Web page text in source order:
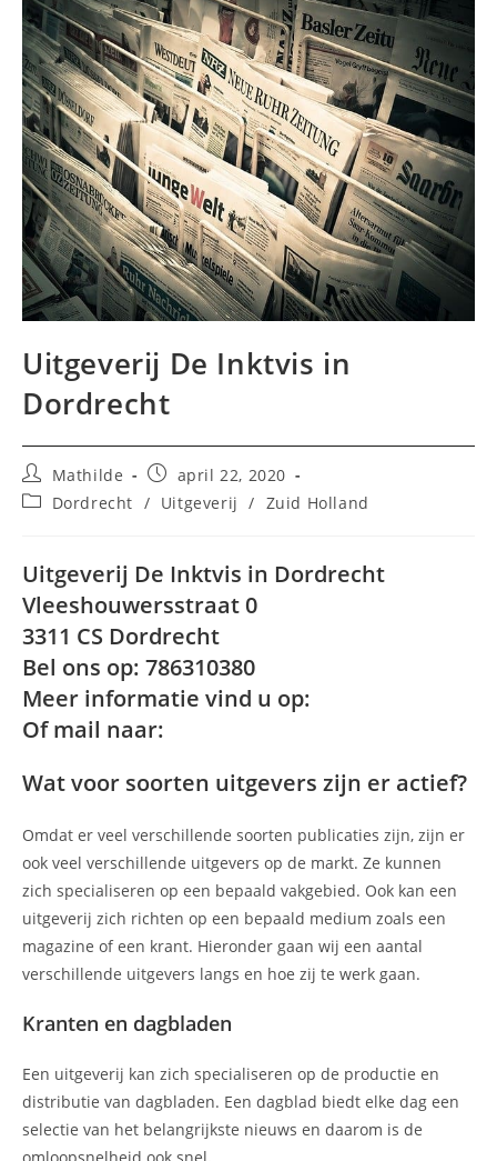
Uitgeverij De Inktvis in
Dordrecht
Bericht
auteur:
Mathilde
Bericht
gepubliceerd
op:
april 22, 2020
Berichtcategorie:
Dordrecht / Uitgeverij / Zuid Holland
Uitgeverij De Inktvis in Dordrecht
Vleeshouwersstraat 0
3311 CS Dordrecht
Bel ons op: 786310380
Meer informatie vind u op:
Of mail naar:
Wat voor soorten uitgevers zijn er actief?
Omdat er veel verschillende soorten publicaties zijn, zijn er
ook veel verschillende uitgevers op de markt. Ze kunnen
zich specialiseren op een bepaald vakgebied. Ook kan een
uitgeverij zich richten op een bepaald medium zoals een
magazine of een krant. Hieronder gaan wij een aantal
verschillende uitgevers langs en hoe zij te werk gaan.
Kranten en dagbladen
Een uitgeverij kan zich specialiseren op de productie en
distributie van dagbladen. Een dagblad biedt elke dag een
selectie van het belangrijkste nieuws en daarom is de